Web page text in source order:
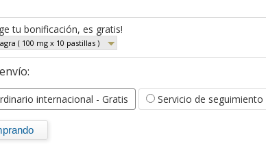
tu bonificación, es gratis!
( 100 mg x 10 pastillas )
internacional - Gratis Servicio de seguimiento